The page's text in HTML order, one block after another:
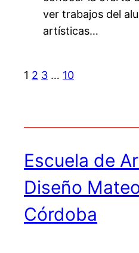
ver trabajos del
artísticas…
1 2 3 … 10
Escuela de
Diseño
Córdoba